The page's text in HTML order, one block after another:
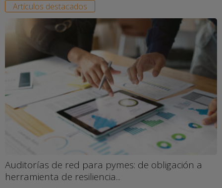
Artículos destacados
Auditorías de red para pymes: de obligación a
herramienta de resiliencia...